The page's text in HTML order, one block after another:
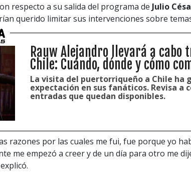
respecto a su salida del programa de Julio
querido limitar sus intervenciones sobre
Rauw Alejandro llevará a cabo
Chile: Cuándo, dónde y cómo
La visita del puertorriqueño a Chile ha
expectación en sus fanáticos. Revisa a
entradas que quedan disponibles.
razones por las cuales me fui, fue porque yo
me empezó a creer y de un día para otro me